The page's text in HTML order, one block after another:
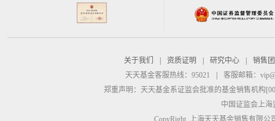
关于我们 资质证明 研究中心
销售
天天基金客服热线：95021
客服邮箱：
郑重声明： 天天基金系证监会批准的基金销售机构
中国证监会上
CopyRight 上海天天基金销售有限